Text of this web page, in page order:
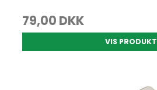
79,00 DKK
VIS PRODUKT